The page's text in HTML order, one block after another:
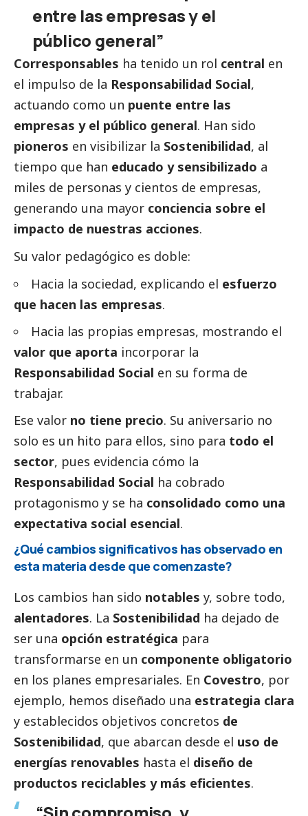
entre las empresas y el
público general”
Corresponsables ha tenido un rol central en
el impulso de la Responsabilidad Social,
actuando como un puente entre las
empresas y el público general. Han sido
pioneros en visibilizar la Sostenibilidad, al
tiempo que han educado y sensibilizado a
miles de personas y cientos de empresas,
generando una mayor conciencia sobre el
impacto de nuestras acciones.
Su valor pedagógico es doble:
Hacia la sociedad, explicando el esfuerzo
que hacen las empresas.
Hacia las propias empresas, mostrando el
valor que aporta incorporar la
Responsabilidad Social en su forma de
trabajar.
Ese valor no tiene precio. Su aniversario no
solo es un hito para ellos, sino para todo el
sector, pues evidencia cómo la
Responsabilidad Social ha cobrado
protagonismo y se ha consolidado como una
expectativa social esencial.
¿Qué cambios significativos has observado en
esta materia desde que comenzaste?
Los cambios han sido notables y, sobre todo,
alentadores. La Sostenibilidad ha dejado de
ser una opción estratégica para
transformarse en un componente obligatorio
en los planes empresariales. En Covestro, por
ejemplo, hemos diseñado una estrategia clara
y establecidos objetivos concretos de
Sostenibilidad, que abarcan desde el uso de
energías renovables hasta el diseño de
productos reciclables y más eficientes.